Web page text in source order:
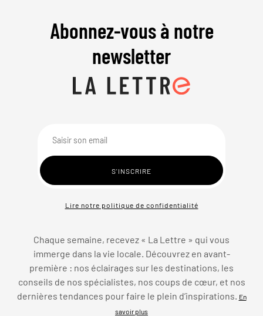
Abonnez-vous à notre
newsletter
Lire notre politique de confidentialité
Chaque semaine, recevez « La Lettre » qui vous
immerge dans la vie locale. Découvrez en avant-
première : nos éclairages sur les destinations, les
conseils de nos spécialistes, nos coups de cœur, et nos
dernières tendances pour faire le plein d’inspirations. En
savoir plus